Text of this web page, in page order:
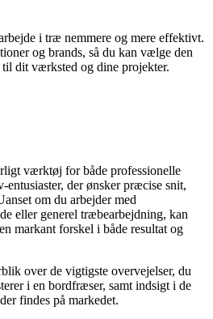
i træ nemmere og mere effektivt.
og brands, så du kan vælge den
til dit værksted og dine projekter.
værktøj for både professionelle
der ønsker præcise snit,
om du arbejder med
eller generel træbearbejdning, kan
markant forskel i både resultat og
over de vigtigste overvejelser, du
i en bordfræser, samt indsigt i de
findes på markedet.